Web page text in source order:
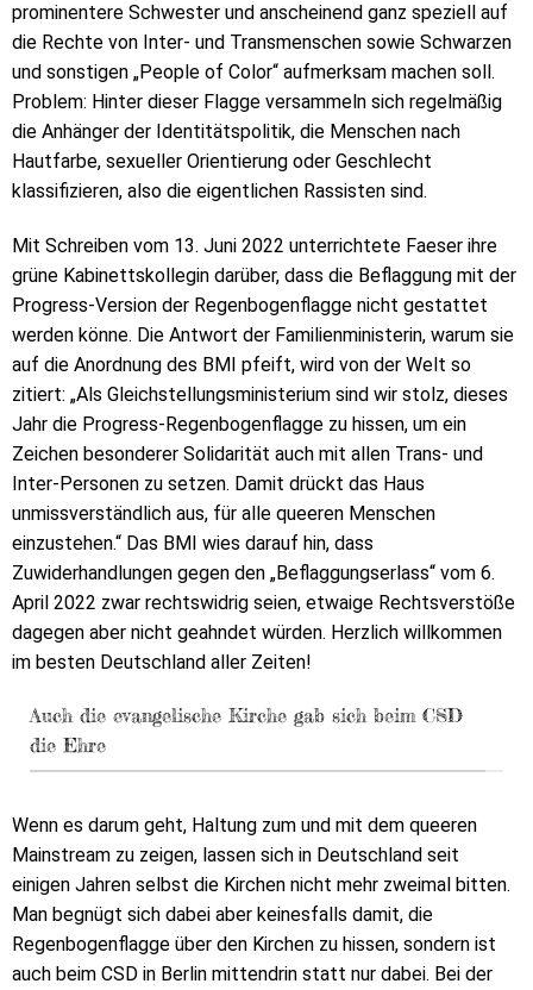
prominentere Schwester und anscheinend ganz speziell auf
die Rechte von Inter- und Transmenschen sowie Schwarzen
und sonstigen „People of Color“ aufmerksam machen soll.
Problem: Hinter dieser Flagge versammeln sich regelmäßig
die Anhänger der Identitätspolitik, die Menschen nach
Hautfarbe, sexueller Orientierung oder Geschlecht
klassifizieren, also die eigentlichen Rassisten sind.
Mit Schreiben vom 13. Juni 2022 unterrichtete Faeser ihre
grüne Kabinettskollegin darüber, dass die Beflaggung mit der
Progress-Version der Regenbogenflagge nicht gestattet
werden könne. Die Antwort der Familienministerin, warum sie
auf die Anordnung des BMI pfeift, wird von der Welt so
zitiert: „Als Gleichstellungsministerium sind wir stolz, dieses
Jahr die Progress-Regenbogenflagge zu hissen, um ein
Zeichen besonderer Solidarität auch mit allen Trans- und
Inter-Personen zu setzen. Damit drückt das Haus
unmissverständlich aus, für alle queeren Menschen
einzustehen.“ Das BMI wies darauf hin, dass
Zuwiderhandlungen gegen den „Beflaggungserlass“ vom 6.
April 2022 zwar rechtswidrig seien, etwaige Rechtsverstöße
dagegen aber nicht geahndet würden. Herzlich willkommen
im besten Deutschland aller Zeiten!
Auch die evangelische Kirche gab sich beim CSD
die Ehre
Wenn es darum geht, Haltung zum und mit dem queeren
Mainstream zu zeigen, lassen sich in Deutschland seit
einigen Jahren selbst die Kirchen nicht mehr zweimal bitten.
Man begnügt sich dabei aber keinesfalls damit, die
Regenbogenflagge über den Kirchen zu hissen, sondern ist
auch beim CSD in Berlin mittendrin statt nur dabei. Bei der